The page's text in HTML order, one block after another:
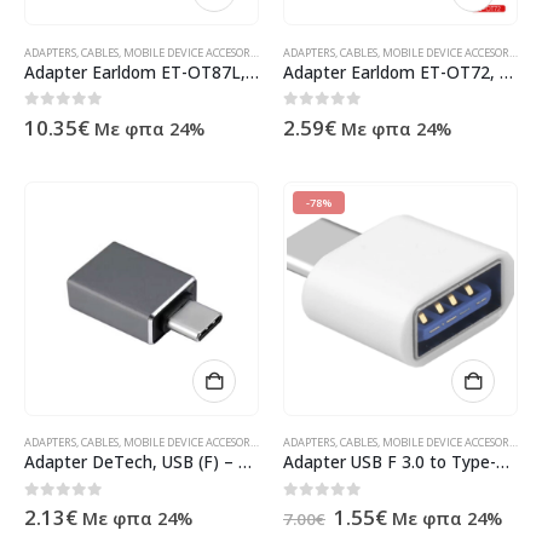
ADAPTERS,CABLES, MOBILE DEVICE ACCESORIES ΠΡΟΪΌΝΤΑ ΠΛΗΡΟΦΟΡΙΚΉΣ - ΚΙΝΗΤΉΣ
Adapter Earldom ET-OT87L, USB3.0 to Lightning, OTG, Black – 40361
0 out of 5
10.35€ Με φπα 24%
ADAPTERS,CABLES, MOBILE DEVICE ACCESORIES
Adapter Earldom ET-OT72, USB (F) to Type-C, OTG, Black – 40366
0out of 5
2.59€ Με φπα 24%
ADAPTERS,CABLES, MOBILE DEVICE ACCESORIES ΠΡΟΪΌΝΤΑ ΠΛΗΡΟΦΟΡΙΚΉΣ - ΚΙΝΗΤΉΣ
Adapter DeTech, USB (F) – USB C (M) OTG, Different colors – 17855
0out of 5
2.13€ Με φπα 24%
-78%
ADAPTERS,CABLES, MOBILE DEVICE ACCESORIES
Аdapter USB F 3.0 to Type-C, OTG, white
out of 5
7.00€ Original
1.55€Η
τρέχουσα
Με φπα 24%